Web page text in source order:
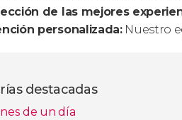
de las mejores
personalizada:Nuestro
destacadas
de un día